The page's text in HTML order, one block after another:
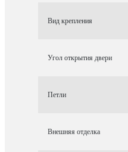
Вид крепления
Угол открытия двери
Петли
Внешняя отделка